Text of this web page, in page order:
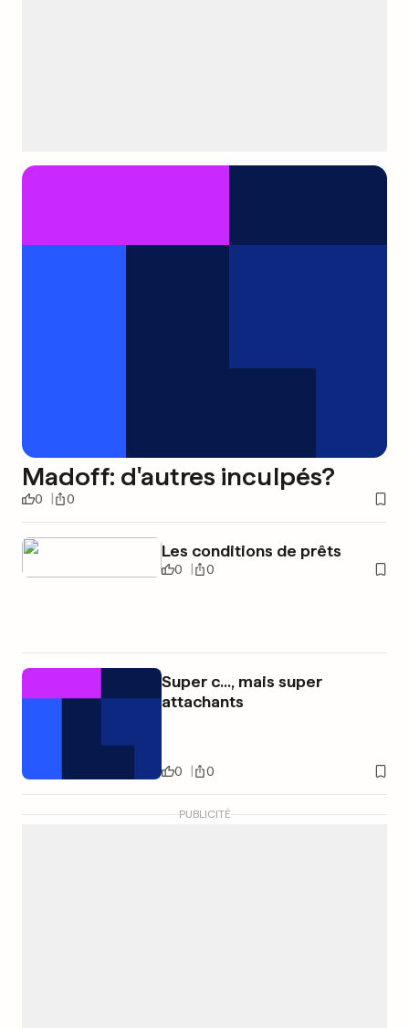
Madoff: d'autres inculpés?
0 0
Les conditions de prêts
0 0
Super c..., mais super
attachants
0 0
PUBLICITÉ